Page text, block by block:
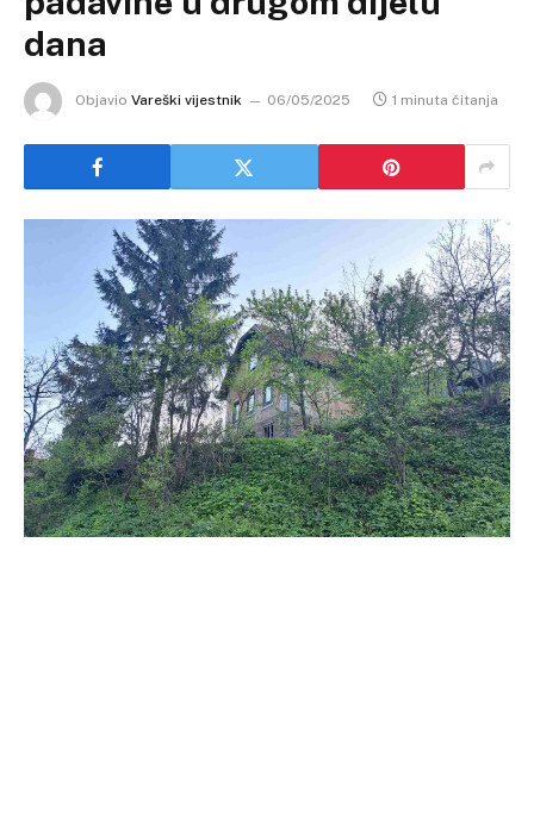
dana
Objavio Vareški vijestnik 06/05/2025 1 minuta čitanja